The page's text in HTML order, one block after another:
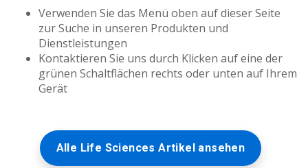
Verwenden Sie das Menü oben auf dieser Seite
zur Suche in unseren Produkten und
Dienstleistungen
Kontaktieren Sie uns durch Klicken auf eine der
grünen Schaltflächen rechts oder unten auf Ihrem
Gerät
Alle Life Sciences Artikel ansehen